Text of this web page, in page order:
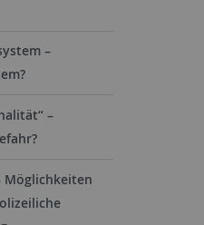
–
–
Möglichkeiten